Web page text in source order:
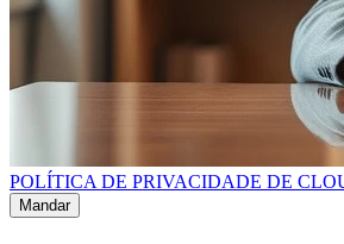
POLÍTICA DE PRIVACIDADE DE